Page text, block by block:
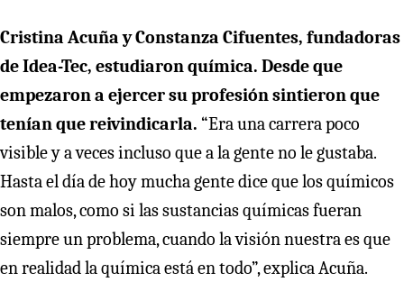
Cristina Acuña y Constanza Cifuentes, fundadoras
de Idea-Tec, estudiaron química. Desde que
empezaron a ejercer su profesión sintieron que
tenían que reivindicarla. “Era una carrera poco
visible y a veces incluso que a la gente no le gustaba.
Hasta el día de hoy mucha gente dice que los químicos
son malos, como si las sustancias químicas fueran
siempre un problema, cuando la visión nuestra es que
en realidad la química está en todo”, explica Acuña.